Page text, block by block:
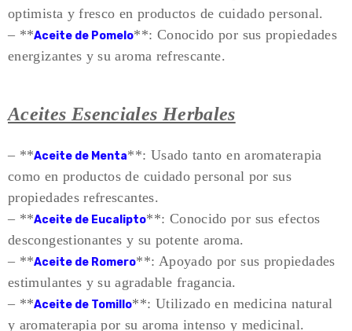
optimista y fresco en productos de cuidado personal.
– **Aceite de Pomelo**: Conocido por sus propiedades
energizantes y su aroma refrescante.
Aceites Esenciales Herbales
– **Aceite de Menta**: Usado tanto en aromaterapia
como en productos de cuidado personal por sus
propiedades refrescantes.
– **Aceite de Eucalipto**: Conocido por sus efectos
descongestionantes y su potente aroma.
– **Aceite de Romero**: Apoyado por sus propiedades
estimulantes y su agradable fragancia.
– **Aceite de Tomillo**: Utilizado en medicina natural
y aromaterapia por su aroma intenso y medicinal.